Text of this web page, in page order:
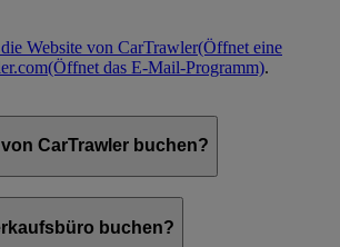
Website von CarTrawler(Öffnet eine
(Öffnet das E-Mail-Programm).
CarTrawler buchen?
buchen?